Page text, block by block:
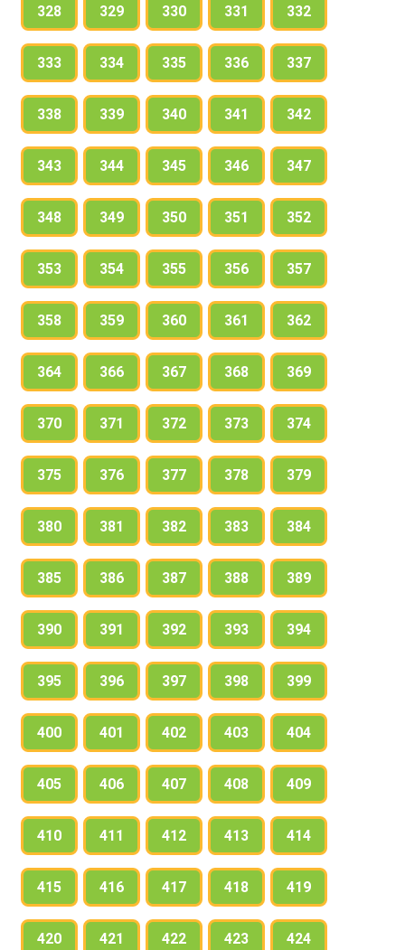
328 329 330 331 332
333 334 335 336 337
338 339 340 341 342
343 344 345 346 347
348 349 350 351 352
353 354 355 356 357
358 359 360 361 362
364 366 367 368 369
370 371 372 373 374
375 376 377 378 379
380 381 382 383 384
385 386 387 388 389
390 391 392 393 394
395 396 397 398 399
400 401 402 403 404
405 406 407 408 409
410 411 412 413 414
415 416 417 418 419
420 421 422 423 424